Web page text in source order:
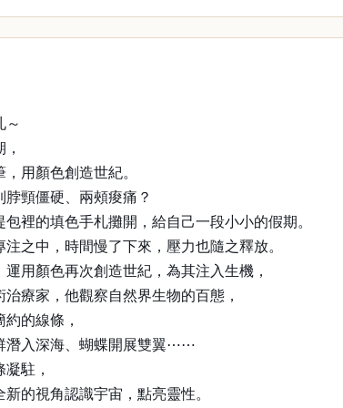
～
用顏色創造世紀。
頸僵硬、兩頰痠痛？
裡的填色手札攤開，給自己一段小小的假期。
之中，時間慢了下來，壓力也隨之釋放。
用顏色再次創造世紀，為其注入生機，
療家，他觀察自然界生物的百態，
的線條，
潛入深海、蝴蝶開展雙翼⋯⋯
駐，
的視角認識宇宙，點亮靈性。